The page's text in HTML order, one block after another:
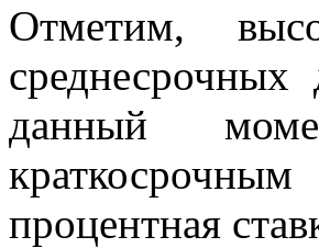
Отметим,
данный
процентная